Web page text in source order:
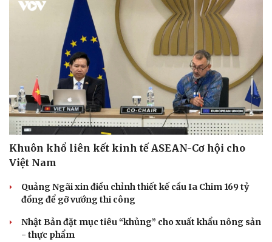
Khuôn khổ liên kết kinh tế ASEAN-Cơ hội cho
Việt Nam
Quảng Ngãi xin điều chỉnh thiết kế cầu Ia Chim 169 tỷ
đồng để gỡ vướng thi công
Nhật Bản đặt mục tiêu “khủng” cho xuất khẩu nông sản
- thực phẩm